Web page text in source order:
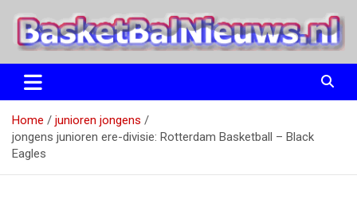
naar
BasketBalNieuws.nl
Etten
Home
junioren jongens
jongens junioren ere-divisie: Rotterdam Basketball – Black
Eagles